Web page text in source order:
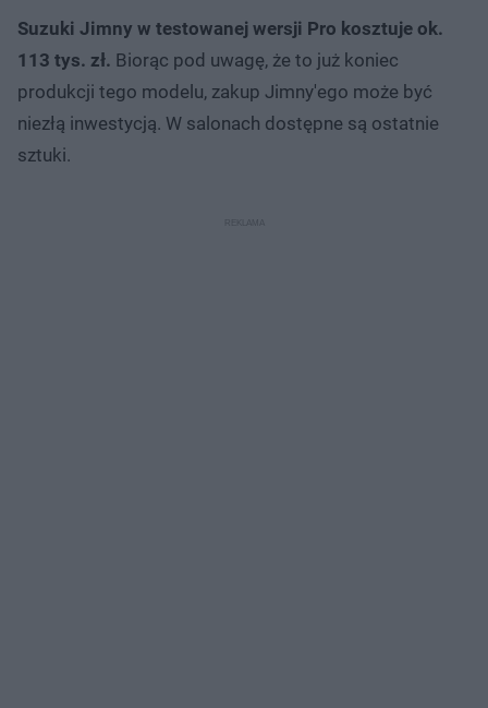
Suzuki Jimny w testowanej wersji Pro kosztuje ok.
113 tys. zł. Biorąc pod uwagę, że to już koniec
produkcji tego modelu, zakup Jimny'ego może być
niezłą inwestycją. W salonach dostępne są ostatnie
sztuki.